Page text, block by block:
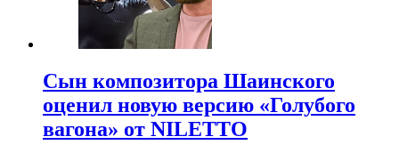
Сын композитора Шаинского
оценил новую версию «Голубого
вагона» от NILETTO